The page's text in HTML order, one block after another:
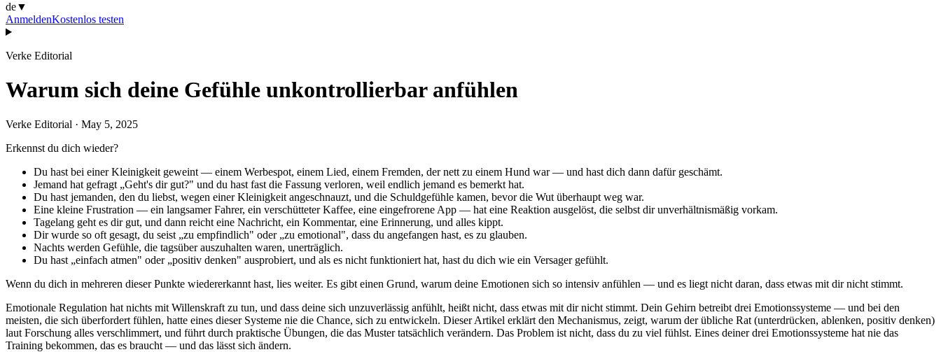
de▼
AnmeldenKostenlos testen
Verke Editorial
Warum sich deine Gefühle unkontrollierbar anfühlen
Verke Editorial · May 5, 2025
Erkennst du dich wieder?
Du hast bei einer Kleinigkeit geweint — einem Werbespot, einem Lied, einem Fremden, der nett zu einem Hund war — und hast dich dann dafür geschämt.
Jemand hat gefragt „Geht's dir gut?" und du hast fast die Fassung verloren, weil endlich jemand es bemerkt hat.
Du hast jemanden, den du liebst, wegen einer Kleinigkeit angeschnauzt, und die Schuldgefühle kamen, bevor die Wut überhaupt weg war.
Eine kleine Frustration — ein langsamer Fahrer, ein verschütteter Kaffee, eine eingefrorene App — hat eine Reaktion ausgelöst, die selbst dir unverhältnismäßig vorkam.
Tagelang geht es dir gut, und dann reicht eine Nachricht, ein Kommentar, eine Erinnerung, und alles kippt.
Dir wurde so oft gesagt, du seist „zu empfindlich" oder „zu emotional", dass du angefangen hast, es zu glauben.
Nachts werden Gefühle, die tagsüber auszuhalten waren, unerträglich.
Du hast „einfach atmen" oder „positiv denken" ausprobiert, und als es nicht funktioniert hat, hast du dich wie ein Versager gefühlt.
Wenn du dich in mehreren dieser Punkte wiedererkannt hast, lies weiter. Es gibt einen Grund, warum deine Emotionen sich so intensiv anfühlen — und es liegt nicht daran, dass etwas mit dir nicht stimmt.
Emotionale Regulation hat nichts mit Willenskraft zu tun, und dass deine sich unzuverlässig anfühlt, heißt nicht, dass etwas mit dir nicht stimmt. Dein Gehirn betreibt drei Emotionssysteme — und bei den
meisten, die sich überfordert fühlen, hatte eines dieser Systeme nie die Chance, sich zu entwickeln. Dieser Artikel erklärt den Mechanismus, zeigt, warum der übliche Rat (unterdrücken, ablenken, positiv denken)
laut Forschung alles verschlimmert, und führt durch praktische Übungen, die das Muster tatsächlich verändern. Das Problem ist nicht, dass du zu viel fühlst. Eines deiner drei Emotionssysteme hat nie das
Training bekommen, das es braucht — und das lässt sich ändern.